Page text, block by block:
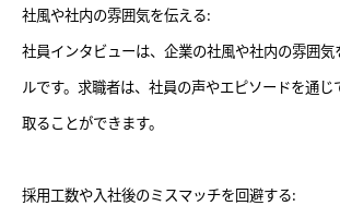
社風や社内の雰囲気を伝える:
社員インタビューは、企業の社風や社内の雰囲
ルです。求職者は、社員の声やエピソードを通じ
取ることができます。
採用工数や入社後のミスマッチを回避する: